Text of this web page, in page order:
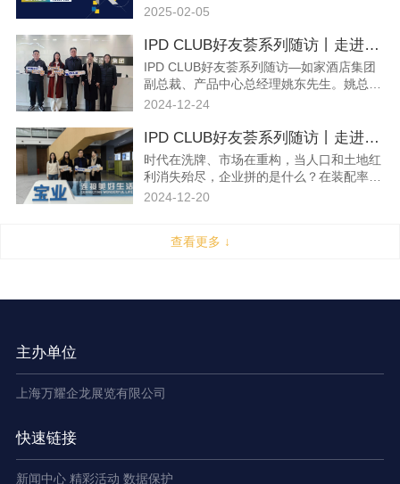
量，已广泛涉足于商业空间、酒店、居住、
洲国际内装工业化展览会将携手亚洲建筑及
装饰联展BUILD ASIA Mega Show在2025
年5月26-28日于国家会展中心（上海）盛
大启幕。
2025-02-05
IPD CLUB好友荟系列随访丨走进如家酒店集团
IPD CLUB好友荟系列随访—如家酒店集团
副总裁、产品中心总经理姚东先生。姚总以
其深厚的行业经验和独到见解，从酒店业主
店场景应用的独特优势，以及蕴藏着的广阔
市场机遇！
2024-12-24
IPD CLUB好友荟系列随访丨走进宝业集团
时代在洗牌、市场在重构，当人口和土地红
利消失殆尽，企业拼的是什么？在装配率面
前，装配式究竟是技术还是目的？什么样的
2024-12-20
查看更多 ↓
主办单位
上海万耀企龙展览有限公司
快速链接
新闻中心 精彩活动 数据保护